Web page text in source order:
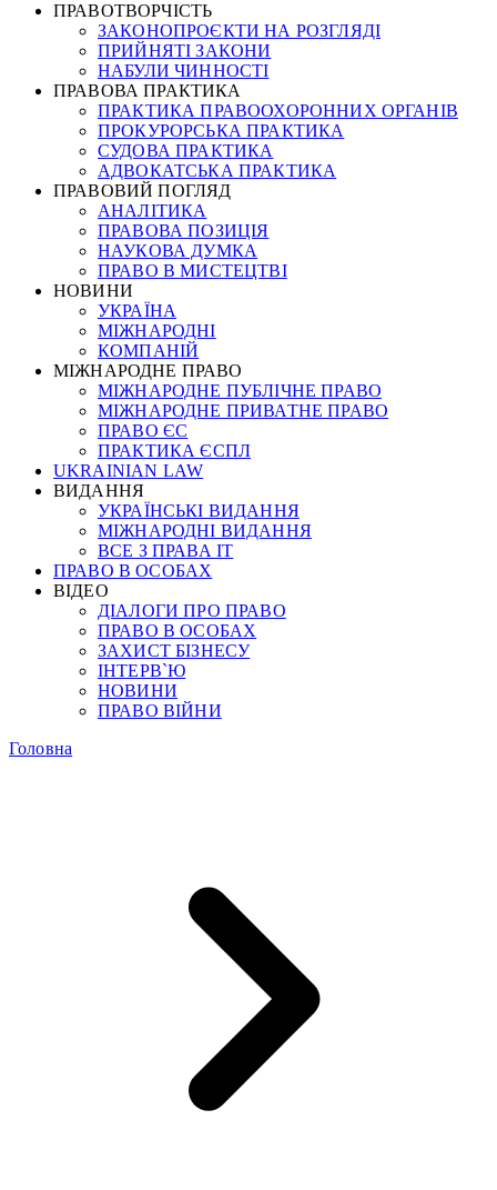
ПРАВОТВОРЧІСТЬ
ЗАКОНОПРОЄКТИ НА РОЗГЛЯДІ
ПРИЙНЯТІ ЗАКОНИ
НАБУЛИ ЧИННОСТІ
ПРАВОВА ПРАКТИКА
ПРАКТИКА ПРАВООХОРОННИХ ОРГАНІВ
ПРОКУРОРСЬКА ПРАКТИКА
СУДОВА ПРАКТИКА
АДВОКАТСЬКА ПРАКТИКА
ПРАВОВИЙ ПОГЛЯД
АНАЛІТИКА
ПРАВОВА ПОЗИЦІЯ
НАУКОВА ДУМКА
ПРАВО В МИСТЕЦТВІ
НОВИНИ
УКРАЇНА
МІЖНАРОДНІ
КОМПАНІЙ
МІЖНАРОДНЕ ПРАВО
МІЖНАРОДНЕ ПУБЛІЧНЕ ПРАВО
МІЖНАРОДНЕ ПРИВАТНЕ ПРАВО
ПРАВО ЄС
ПРАКТИКА ЄСПЛ
UKRAINIAN LAW
ВИДАННЯ
УКРАЇНСЬКІ ВИДАННЯ
МІЖНАРОДНІ ВИДАННЯ
ВСЕ З ПРАВА ІТ
ПРАВО В ОСОБАХ
ВІДЕО
ДІАЛОГИ ПРО ПРАВО
ПРАВО В ОСОБАХ
ЗАХИСТ БІЗНЕСУ
ІНТЕРВ`Ю
НОВИНИ
ПРАВО ВІЙНИ
Головна